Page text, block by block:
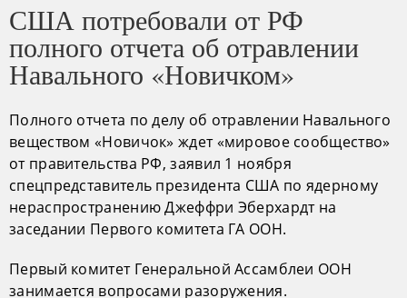
США потребовали от РФ
полного отчета об отравлении
Навального «Новичком»
Полного отчета по делу об отравлении Навального
веществом «Новичок» ждет «мировое сообщество»
от правительства РФ, заявил 1 ноября
спецпредставитель президента США по ядерному
нераспространению Джеффри Эберхардт на
заседании Первого комитета ГА ООН.
Первый комитет Генеральной Ассамблеи ООН
занимается вопросами разоружения.